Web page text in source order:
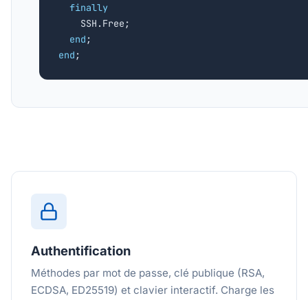
finally
    SSH.Free;
end
end ;
Authentification
Méthodes par mot de passe, clé publique (RSA,
ECDSA, ED25519) et clavier interactif. Charge les